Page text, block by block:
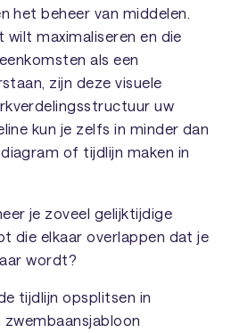
het beheer van middelen.
maximaliseren en die
als een
zijn deze visuele
uw
kun je zelfs in minder dan
of tijdlijn maken in
je zoveel gelijktijdige
die elkaar overlappen dat je
wordt?
tijdlijn opsplitsen in